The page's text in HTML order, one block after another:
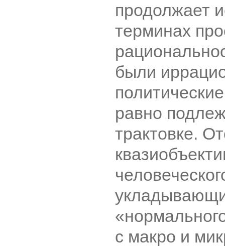
продолжает
терминах
были
равно
трактовке.
с макро и